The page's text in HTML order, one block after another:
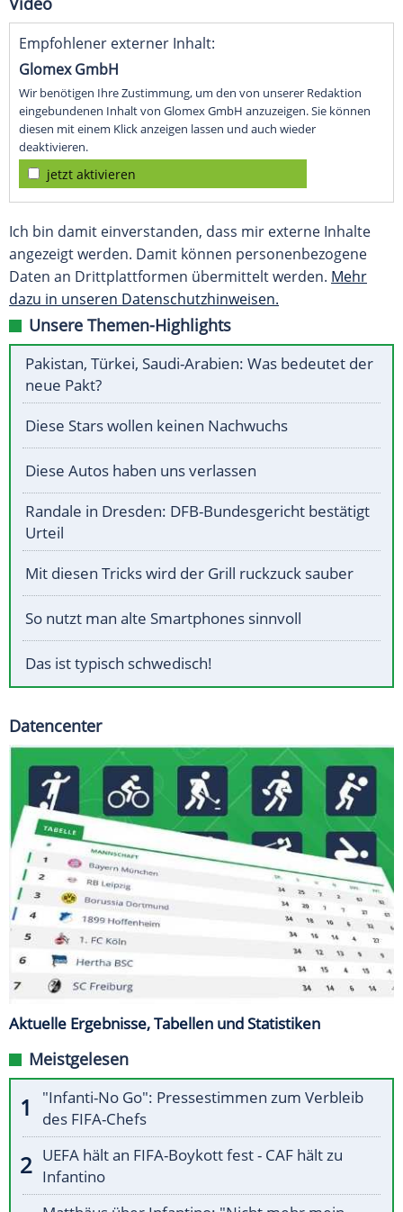
Empfohlener externer Inhalt:
Glomex GmbH
Wir benötigen Ihre Zustimmung, um den von unserer Redaktion
eingebundenen Inhalt von Glomex GmbH anzuzeigen. Sie können
diesen mit einem Klick anzeigen lassen und auch wieder
deaktivieren.
jetzt aktivieren
Ich bin damit einverstanden, dass mir externe Inhalte
angezeigt werden. Damit können personenbezogene
Daten an Drittplattformen übermittelt werden. Mehr
dazu in unseren Datenschutzhinweisen.
Unsere Themen-Highlights
Pakistan, Türkei, Saudi-Arabien: Was bedeutet der
neue Pakt?
Diese Stars wollen keinen Nachwuchs
Diese Autos haben uns verlassen
Randale in Dresden: DFB-Bundesgericht bestätigt
Urteil
Mit diesen Tricks wird der Grill ruckzuck sauber
So nutzt man alte Smartphones sinnvoll
Das ist typisch schwedisch!
Datencenter
Aktuelle Ergebnisse, Tabellen und Statistiken
Meistgelesen
"Infanti-No Go": Pressestimmen zum Verbleib
des FIFA-Chefs
UEFA hält an FIFA-Boykott fest - CAF hält zu
Infantino